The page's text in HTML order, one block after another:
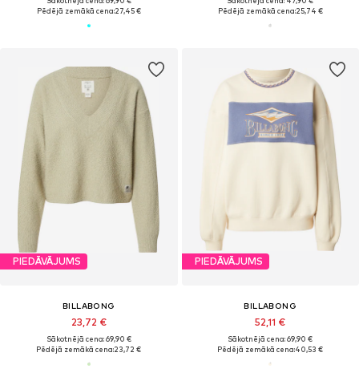
Pēdējā zemākā cena:27,45 €
Pēdējā zemākā cena:25,74 €
PIEDĀVĀJUMS
BILLABONG
23,72 €
Sākotnējā cena: 69,90 €
Pēdējā zemākā cena:23,72 €
PIEDĀVĀJUMS
BILLABONG
52,11 €
Sākotnējā cena: 69,90 €
Pēdējā zemākā cena:40,53 €